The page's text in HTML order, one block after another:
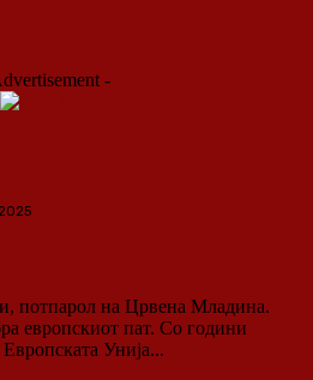
-
потпарол на Црвена Младина.
европскиот пат. Со години
Унија...